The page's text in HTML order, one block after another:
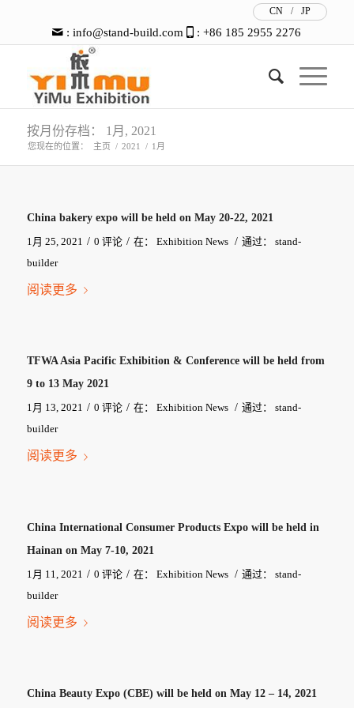
CN / JP
:info@stand-build.com : +86 185 2955 2276
按月份存档： 1月, 2021
您现在的位置： 主页 / 2021 / 1月
China bakery expo will be held on May 20-22, 2021
1月 25, 2021 / 0 评论 / 在： Exhibition News / 通过： stand-
builder
阅读更多
TFWA Asia Pacific Exhibition & Conference will be held from
9 to 13 May 2021
1月 13, 2021 / 0 评论 / 在： Exhibition News / 通过： stand-
builder
阅读更多
China International Consumer Products Expo will be held in
Hainan on May 7-10, 2021
1月 11, 2021 / 0 评论 / 在： Exhibition News / 通过： stand-
builder
阅读更多
China Beauty Expo (CBE) will be held on May 12 – 14, 2021